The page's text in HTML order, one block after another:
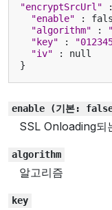
"encryptSrcUrl" :
"enable"
:
"algorithm"
:
"key"
:
"iv"
:
null
}
enable (기본:
SSL Onloading되
algorithm
알고리즘
key